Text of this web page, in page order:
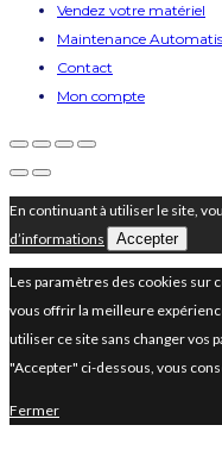
Vendez votre matériel
Maintenance
Contact
Mon compte
En continuant à utiliser le site,
d’informations
Accepter
Les paramètres des cookies sur
vous offrir la meilleure
utiliser ce site sans changer vos
"Accepter" ci-dessous, vous
Fermer